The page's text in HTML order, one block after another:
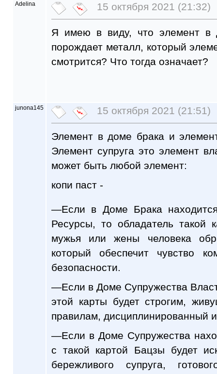
Adelina 15 октября 2021 (21:32)
Я имею в виду, что элемент в
порождает металл, который
смотрится? Что тогда означает?
junona145 15 октября 2021 (21:51)
Элемент в доме брака и
Элемент супруга это элемент
может быть любой элемент:
копи паст -
—Если в Доме Брака
Ресурсы, то обладатель такой
мужья или жены человека
который обеспечит чувство
безопасности.
—Если в Доме Супружества
этой карты будет строгим,
правилам, дисциплинированный
—Если в Доме Супружества
с такой картой Бацзы будет
бережливого супруга,